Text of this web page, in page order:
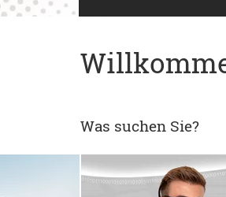
Was suchen Sie?